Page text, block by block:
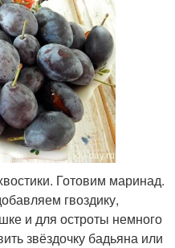
Готовим маринад.
гвоздику,
и для остроты немного
звёздочку бадьяна или